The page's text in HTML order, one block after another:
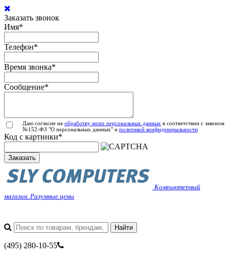
Заказать звонок
Имя*
Телефон*
Время звонка*
Сообщение*
Даю согласие на обработку моих персональных данных в соответствии с законом
№152-ФЗ "О персональных данных" и политикой конфиденциальности
Код с картинки*
Заказать
Компьютерный
магазин. Разумные цены
(495) 280-10-55